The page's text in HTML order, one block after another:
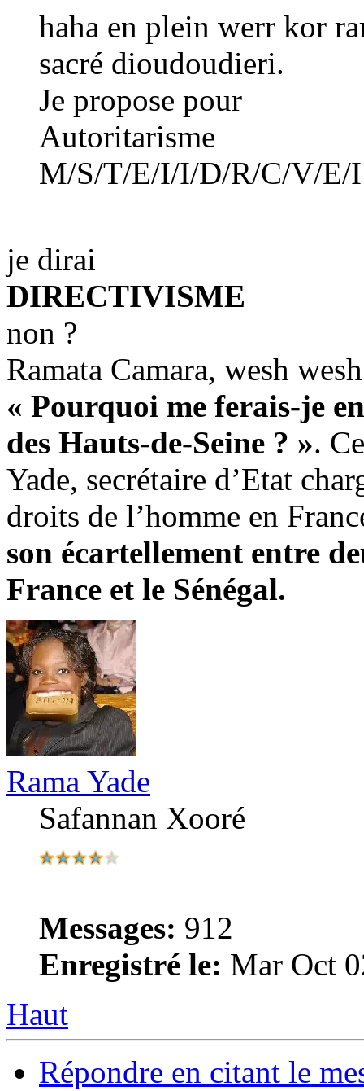
haha en plein werr kor
sacré dioudoudieri.
Je propose pour
Autoritarisme
M/S/T/E/I/I/D/R/C/V/E/I
je dirai
DIRECTIVISME
non ?
Ramata Camara, wesh wesh
« Pourquoi me ferais-je
des Hauts-de-Seine ? ».
Yade, secrétaire d’Etat
droits de l’homme en
son écartellement entre
France et le Sénégal.
Rama Yade
Safannan Xooré
Messages: 912
Enregistré le: Mar Oct
Haut
Répondre en citant le